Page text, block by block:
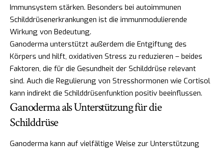
Immunsystem stärken. Besonders bei autoimmunen
Schilddrüsenerkrankungen ist die immunmodulierende
Wirkung von Bedeutung.
Ganoderma unterstützt außerdem die Entgiftung des
Körpers und hilft, oxidativen Stress zu reduzieren – beides
Faktoren, die für die Gesundheit der Schilddrüse relevant
sind. Auch die Regulierung von Stresshormonen wie Cortisol
kann indirekt die Schilddrüsenfunktion positiv beeinflussen.
Ganoderma als Unterstützung für die
Schilddrüse
Ganoderma kann auf vielfältige Weise zur Unterstützung